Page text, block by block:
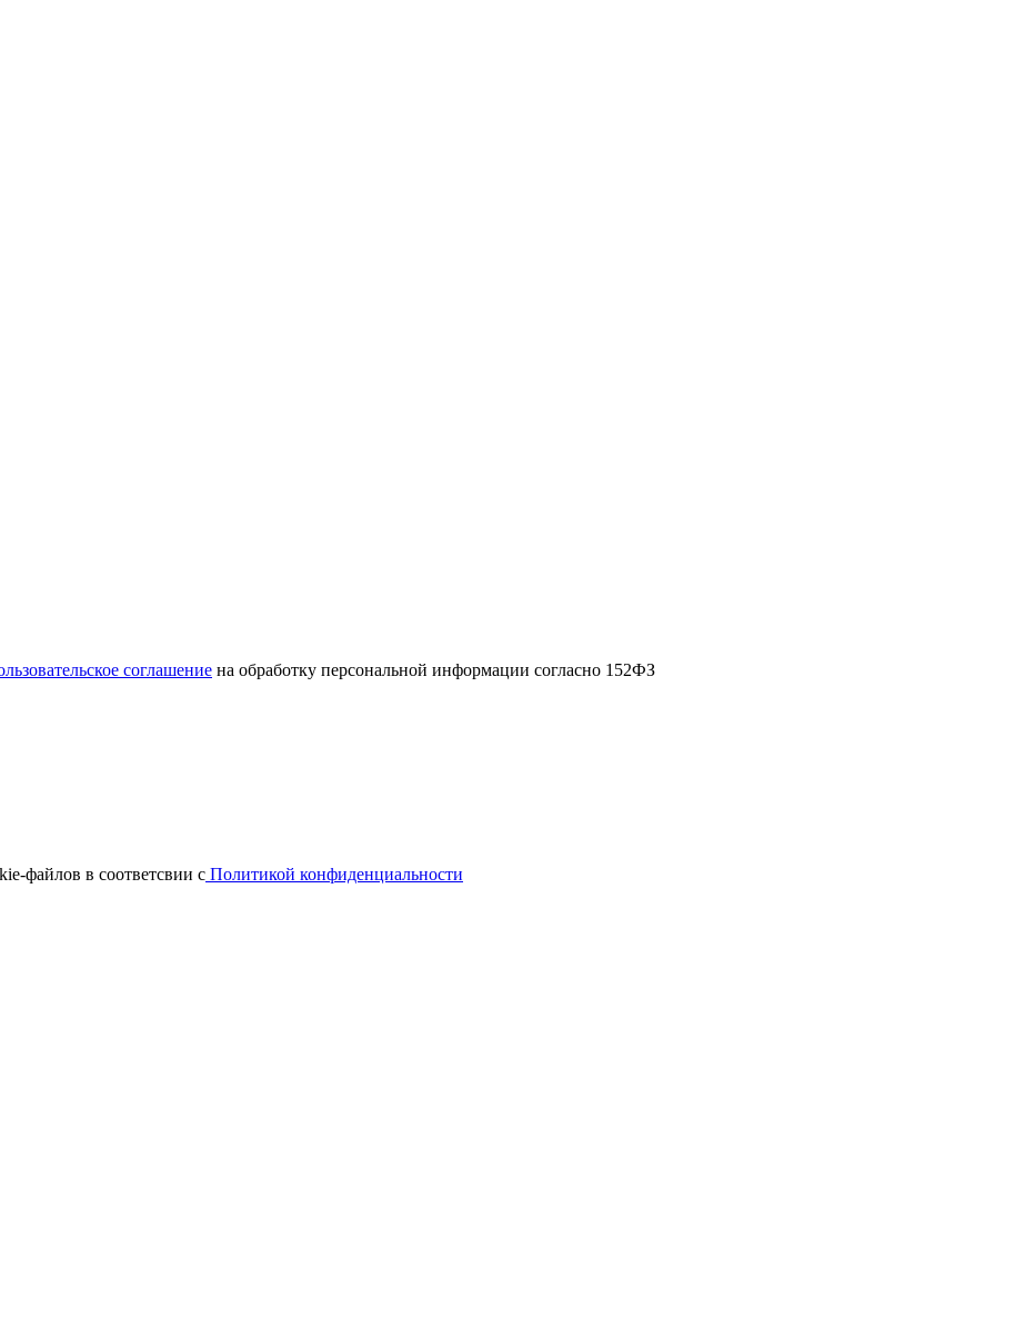
соглашение на обработку персональной информации согласно 152ФЗ
файлов в соответсвии с Политикой конфиденциальности